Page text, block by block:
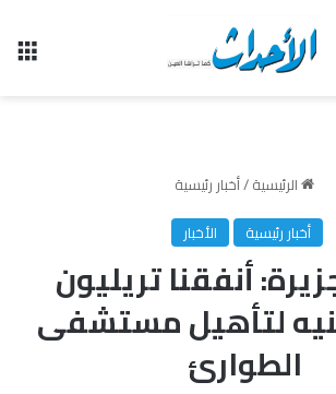
الرئيسية/أخبار رئيسية
أخبار رئيسية
الأخبار
أنفقنا تريليون
لتأهيل مستشفى
الطوارئ